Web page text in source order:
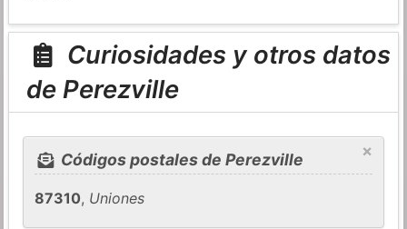
Curiosidades y otros datos
de Perezville
×
Códigos postales de Perezville
87310, Uniones